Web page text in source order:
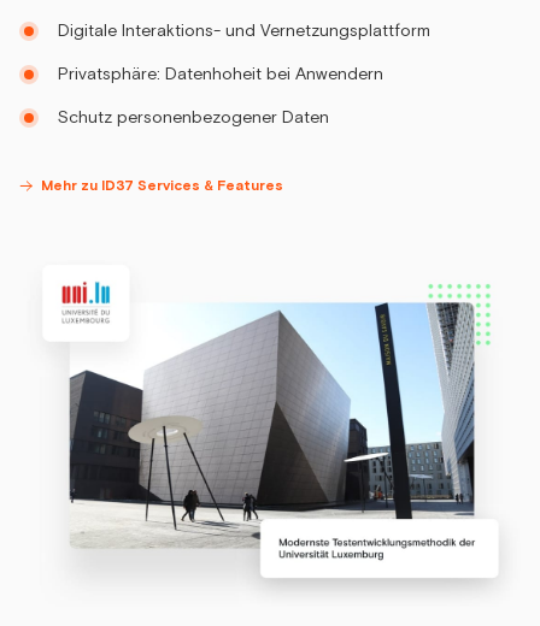
Digitale Interaktions- und Vernetzungsplattform
Privatsphäre: Datenhoheit bei Anwendern
Schutz personenbezogener Daten
Mehr zu ID37 Services & Features